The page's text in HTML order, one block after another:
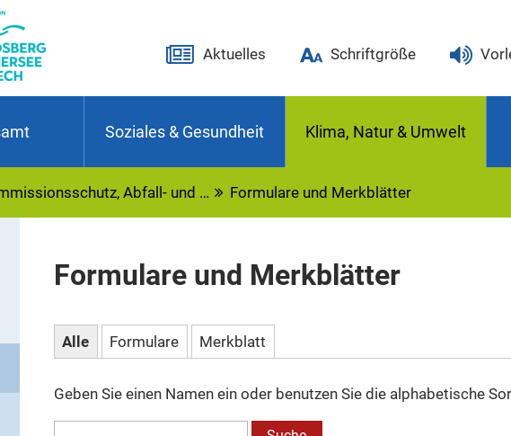
Aktuelles Schriftgröße
Soziales & Gesundheit Klima, Natur & Umwelt
Abfall- und … Formulare und Merkblätter
Formulare und Merkblätter
Alle Formulare Merkblatt
Geben Sie einen Namen ein oder benutzen Sie die alphabetische